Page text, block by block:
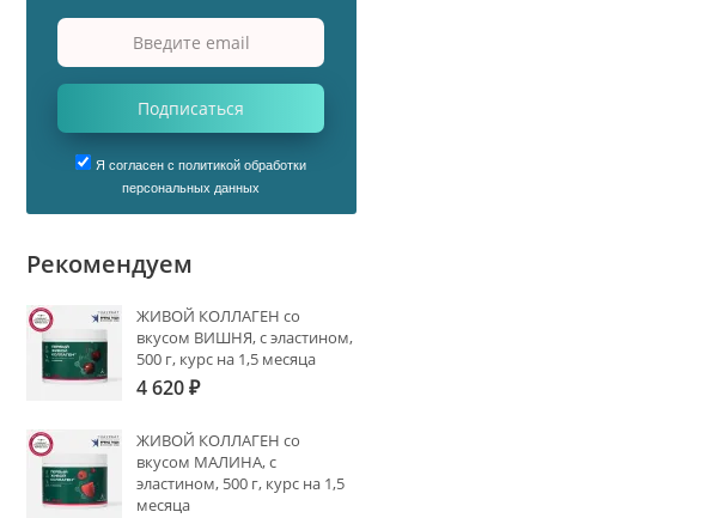
Подписаться
Я согласен с политикой обработки
персональных данных
Рекомендуем
ЖИВОЙ КОЛЛАГЕН со
вкусом ВИШНЯ, с эластином,
500 г, курс на 1,5 месяца
4 620₽
ЖИВОЙ КОЛЛАГЕН со
вкусом МАЛИНА, с
эластином, 500 г, курс на 1,5
месяца